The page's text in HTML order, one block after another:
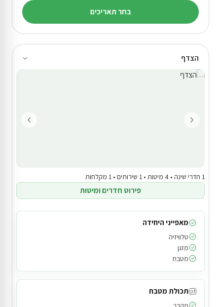
בחר תאריכים
הצדף
1 חדרי שינה • 4 מיטות • 1 שירותים • 1 מקלחות
פירוט חדרים ומיטות
מאפייני היחידה
טלוויזיה
מזגן
מטבח
תכולת מטבח